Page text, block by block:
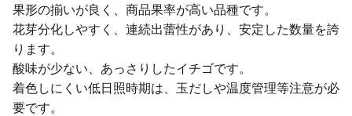
果形の揃いが良く、商品果率が高い品種です。
花芽分化しやすく、連続出蕾性があり、安定した数量を誇
ります。
酸味が少ない、あっさりしたイチゴです。
着色しにくい低日照時期は、玉だしや温度管理等注意が必
要です。